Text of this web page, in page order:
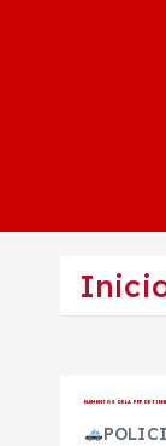
ELEMENTOS DE LA PFP